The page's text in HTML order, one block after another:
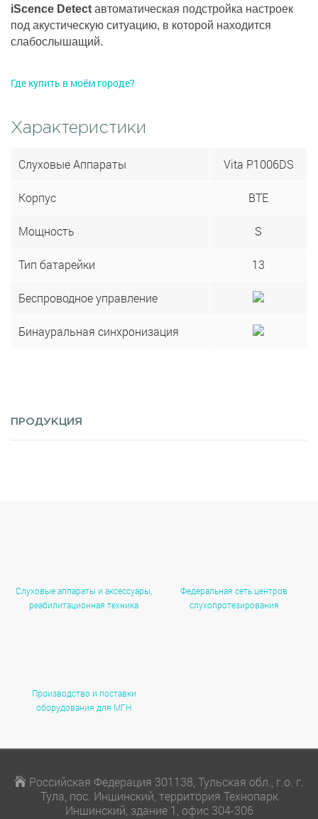
iScence Detect автоматическая подстройка настроек
под акустическую ситуацию, в которой находится
слабослышащий.
Где купить в моём городе?
Характеристики
Слуховые Аппараты Vita P1006DS
Корпус BTE
Мощность S
Тип батарейки 13
Беспроводное управление
Бинауральная синхронизация
ПРОДУКЦИЯ
Слуховые аппараты и аксессуары,
реабилитационная техника
Федеральная сеть центров
слухопротезирования
Производство и поставки
оборудования для МГН
Российская Федерация 301138, Тульская обл., г.о. г.
Тула, пос. Иншинский, территория Технопарк
Иншинский, здание 1, офис 304-306